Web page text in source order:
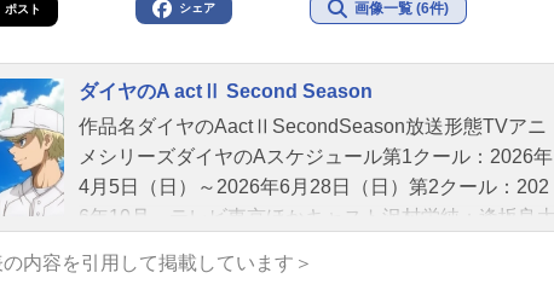
ポスト シェア 画像一覧 (6件)
ダイヤのA actⅡ Second Season
作品名ダイヤのAactⅡSecondSeason放送形態TVアニ
メシリーズダイヤのAスケジュール第1クール：2026年
4月5日（日）～2026年6月28日（日）第2クール：202
6年10月～テレビ東京ほかキャスト沢村栄純：逢坂良太
晋太郎小湊春市：花江夏樹川上憲史：下野紘前園健
内容を引用して掲載しています＞